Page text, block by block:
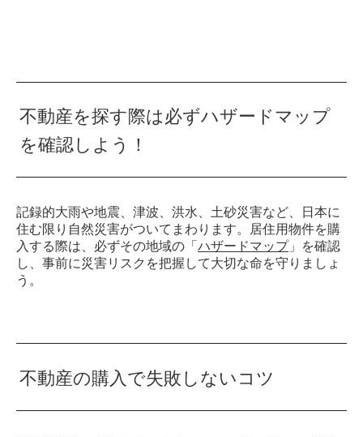
不動産を探す際は必ずハザードマップ
を確認しよう！
記録的大雨や地震、津波、洪水、土砂災害など、日本に
住む限り自然災害がついてまわります。居住用物件を購
入する際は、必ずその地域の「 ハザードマップ」を確認
し、事前に災害リスクを把握して大切な命を守りましょ
う。
不動産の購入で失敗しないコツ